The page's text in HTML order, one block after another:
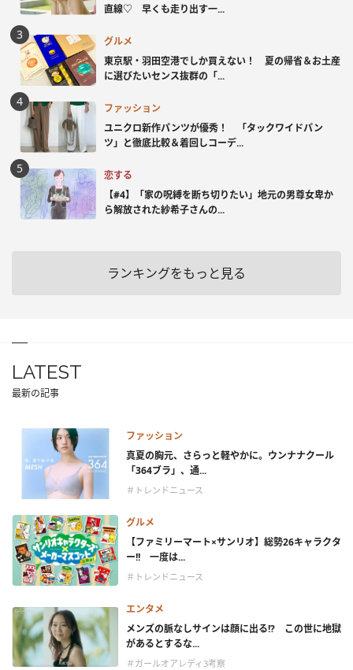
直線♡ 早くも走り出す一...
グルメ
東京駅・羽田空港でしか買えない！ 夏の帰省＆お土産
に選びたいセンス抜群の「...
ファッション
ユニクロ新作パンツが優秀！ 「タックワイドパン
ツ」と徹底比較＆着回しコーデ...
恋する
【#4】「家の呪縛を断ち切りたい」地元の男尊女卑か
ら解放された紗希子さんの...
ランキングをもっと見る
LATEST
最新の記事
ファッション
真夏の胸元、さらっと軽やかに。ウンナナクール
「364ブラ」、通...
＃トレンドニュース
グルメ
【ファミリーマート×サンリオ】総勢26キャラクタ
ー!! 一度は...
＃トレンドニュース
エンタメ
メンズの脈なしサインは顔に出る!? この世に地獄
があるとするな...
＃ガールオアレディ3考察